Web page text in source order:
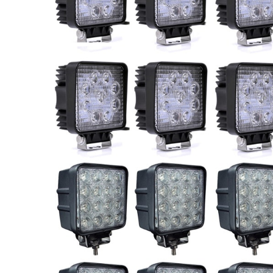
Feux arrière LED
ampoules
de gabarit LED
gyrophares
Barres LED
Packs promotionnels
Éclairage
bâtiments
Divers